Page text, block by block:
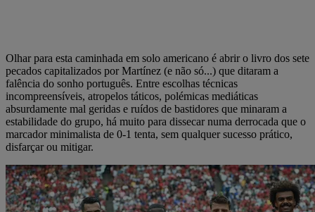
Olhar para esta caminhada em solo americano é abrir o livro dos sete
pecados capitalizados por Martínez (e não só...) que ditaram a
falência do sonho português. Entre escolhas técnicas
incompreensíveis, atropelos táticos, polémicas mediáticas
absurdamente mal geridas e ruídos de bastidores que minaram a
estabilidade do grupo, há muito para dissecar numa derrocada que o
marcador minimalista de 0-1 tenta, sem qualquer sucesso prático,
disfarçar ou mitigar.